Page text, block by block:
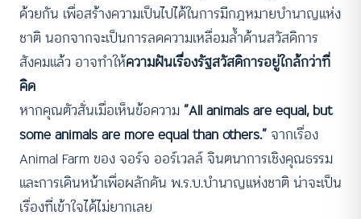
ด้วยกัน เพื่อสร้างความเป็นไปได้ในการมีกฎหมายบำนาญแห่ง
ชาติ นอกจากจะเป็นการลดความเหลื่อมล้ำด้านสวัสดิการ
สังคมแล้ว อาจทำให้ความฝันเรื่องรัฐสวัสดิการอยู่ใกล้กว่าที่
คิด
หากคุณตัวสั่นเมื่อเห็นข้อความ“All animals are equal, but
some animals are more equal than others.” จากเรื่อง
Animal Farm ของ จอร์จ ออร์เวลล์ จินตนาการเชิงคุณธรรม
และการเดินหน้าเพื่อผลักดัน พ.ร.บ.บำนาญแห่งชาติ น่าจะเป็น
เรื่องที่เข้าใจได้ไม่ยากเลย